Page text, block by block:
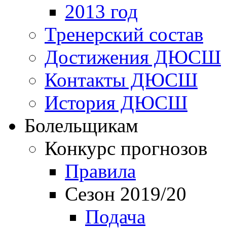
2013 год
Тренерский состав
Достижения ДЮСШ
Контакты ДЮСШ
История ДЮСШ
Болельщикам
Конкурс прогнозов
Правила
Сезон 2019/20
Подача